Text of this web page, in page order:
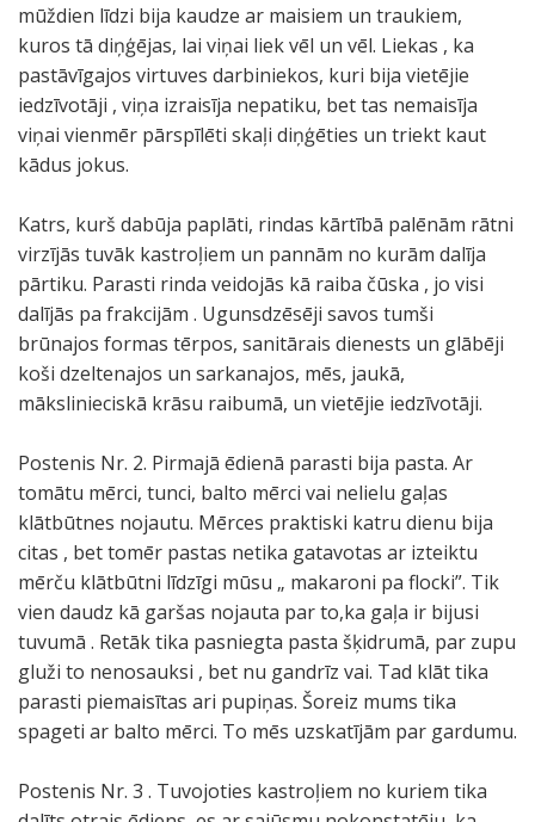
mūždien līdzi bija kaudze ar maisiem un traukiem,
kuros tā diņģējas, lai viņai liek vēl un vēl. Liekas , ka
pastāvīgajos virtuves darbiniekos, kuri bija vietējie
iedzīvotāji , viņa izraisīja nepatiku, bet tas nemaisīja
viņai vienmēr pārspīlēti skaļi diņģēties un triekt kaut
kādus jokus.
Katrs, kurš dabūja paplāti, rindas kārtībā palēnām rātni
virzījās tuvāk kastroļiem un pannām no kurām dalīja
pārtiku. Parasti rinda veidojās kā raiba čūska , jo visi
dalījās pa frakcijām . Ugunsdzēsēji savos tumši
brūnajos formas tērpos, sanitārais dienests un glābēji
koši dzeltenajos un sarkanajos, mēs, jaukā,
mākslinieciskā krāsu raibumā, un vietējie iedzīvotāji.
Postenis Nr. 2. Pirmajā ēdienā parasti bija pasta. Ar
tomātu mērci, tunci, balto mērci vai nelielu gaļas
klātbūtnes nojautu. Mērces praktiski katru dienu bija
citas , bet tomēr pastas netika gatavotas ar izteiktu
mērču klātbūtni līdzīgi mūsu „ makaroni pa flocki”. Tik
vien daudz kā garšas nojauta par to,ka gaļa ir bijusi
tuvumā . Retāk tika pasniegta pasta šķidrumā, par zupu
gluži to nenosauksi , bet nu gandrīz vai. Tad klāt tika
parasti piemaisītas ari pupiņas. Šoreiz mums tika
spageti ar balto mērci. To mēs uzskatījām par gardumu.
Postenis Nr. 3 . Tuvojoties kastroļiem no kuriem tika